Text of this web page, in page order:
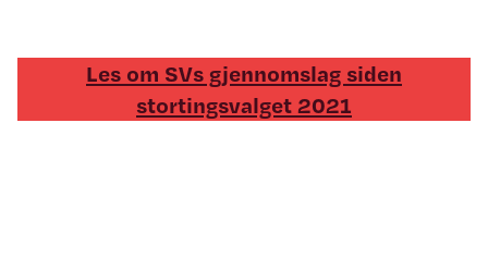
Les om SVs gjennomslag siden
stortingsvalget 2021